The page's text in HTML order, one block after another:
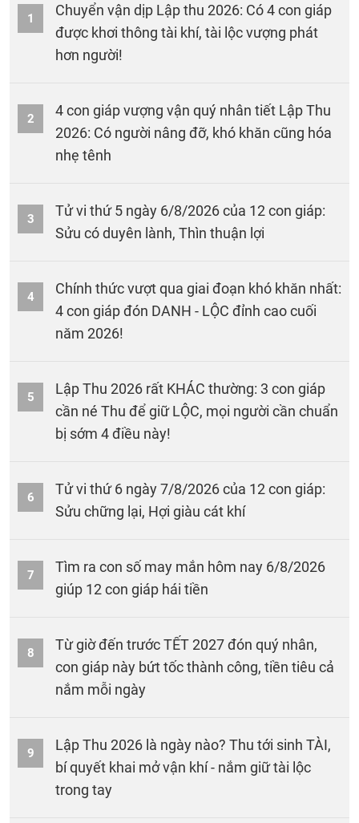
1
Chuyển vận dịp Lập thu 2026: Có 4 con giáp
được khơi thông tài khí, tài lộc vượng phát
hơn người!
2
4 con giáp vượng vận quý nhân tiết Lập Thu
2026: Có người nâng đỡ, khó khăn cũng hóa
nhẹ tênh
3
Tử vi thứ 5 ngày 6/8/2026 của 12 con giáp:
Sửu có duyên lành, Thìn thuận lợi
4
Chính thức vượt qua giai đoạn khó khăn nhất:
4 con giáp đón DANH - LỘC đỉnh cao cuối
năm 2026!
5
Lập Thu 2026 rất KHÁC thường: 3 con giáp
cần né Thu để giữ LỘC, mọi người cần chuẩn
bị sớm 4 điều này!
6
Tử vi thứ 6 ngày 7/8/2026 của 12 con giáp:
Sửu chững lại, Hợi giàu cát khí
7
Tìm ra con số may mắn hôm nay 6/8/2026
giúp 12 con giáp hái tiền
8
Từ giờ đến trước TẾT 2027 đón quý nhân,
con giáp này bứt tốc thành công, tiền tiêu cả
nắm mỗi ngày
9
Lập Thu 2026 là ngày nào? Thu tới sinh TÀI,
bí quyết khai mở vận khí - nắm giữ tài lộc
trong tay